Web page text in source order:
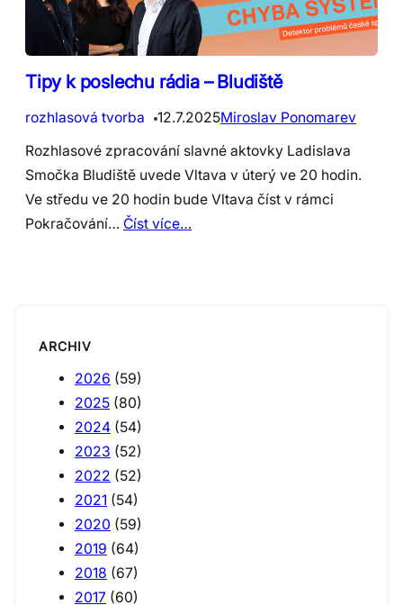
Tipy k poslechu rádia – Bludiště
rozhlasová tvorba 12.7.2025Miroslav Ponomarev
Rozhlasové zpracování slavné aktovky Ladislava
Smočka Bludiště uvede Vltava v úterý ve 20 hodin.
Ve středu ve 20 hodin bude Vltava číst v rámci
Pokračování… Číst více…
ARCHIV
2026 (59)
2025 (80)
2024 (54)
2023 (52)
2022 (52)
2021 (54)
2020 (59)
2019 (64)
2018 (67)
2017 (60)